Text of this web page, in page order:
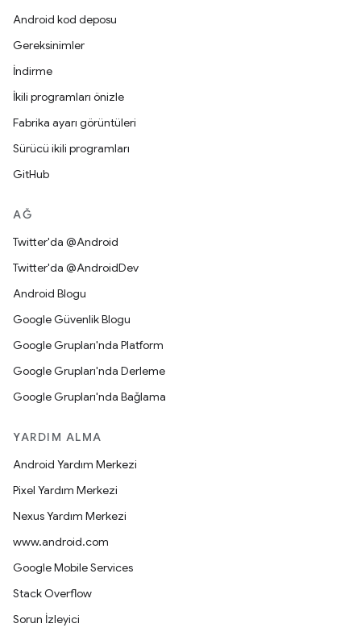
Android kod deposu
Gereksinimler
İndirme
İkili programları önizle
Fabrika ayarı görüntüleri
Sürücü ikili programları
GitHub
AĞ
Twitter'da @Android
Twitter'da @AndroidDev
Android Blogu
Google Güvenlik Blogu
Google Grupları'nda Platform
Google Grupları'nda Derleme
Google Grupları'nda Bağlama
YARDIM ALMA
Android Yardım Merkezi
Pixel Yardım Merkezi
Nexus Yardım Merkezi
www.android.com
Google Mobile Services
Stack Overflow
Sorun İzleyici